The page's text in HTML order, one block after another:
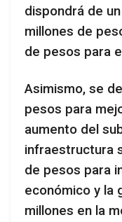
dispondrá de
millones de
de pesos para
Asimismo, se
pesos para
aumento del
infraestructura
de pesos para
económico y la
millones en la